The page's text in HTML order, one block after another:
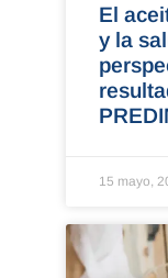
El
y la
15 mayo,